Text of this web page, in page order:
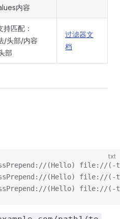
内容
匹配：
/头部/内容
部
过滤器文
档
txt
cssPrepend://(Hello) file://
cssPrepend://(Hello) file://
cssPrepend://(Hello) file://